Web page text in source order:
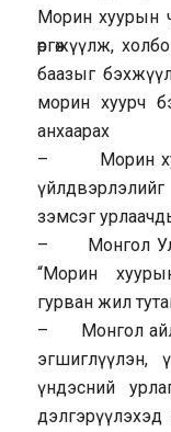
Морин хуурын
өргөжүүлж,
баазыг
морин хуурч
анхаарах
– Морин хуур
зэмсэг
– Монгол
“Морин
гурван жил
– Монгол айл
эгшиглүүлэн,
үндэсний